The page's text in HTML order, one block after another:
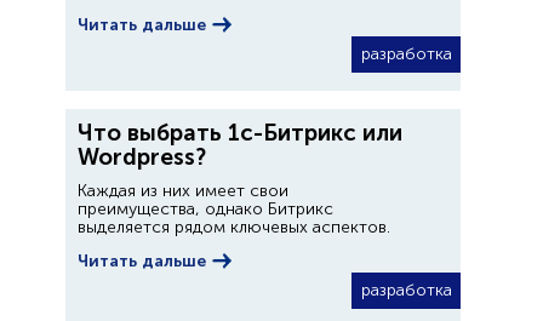
Читать дальше
разработка
Что выбрать 1с-Битрикс или
Wordpress?
Каждая из них имеет свои
преимущества, однако Битрикс
выделяется рядом ключевых аспектов.
Читать дальше
разработка